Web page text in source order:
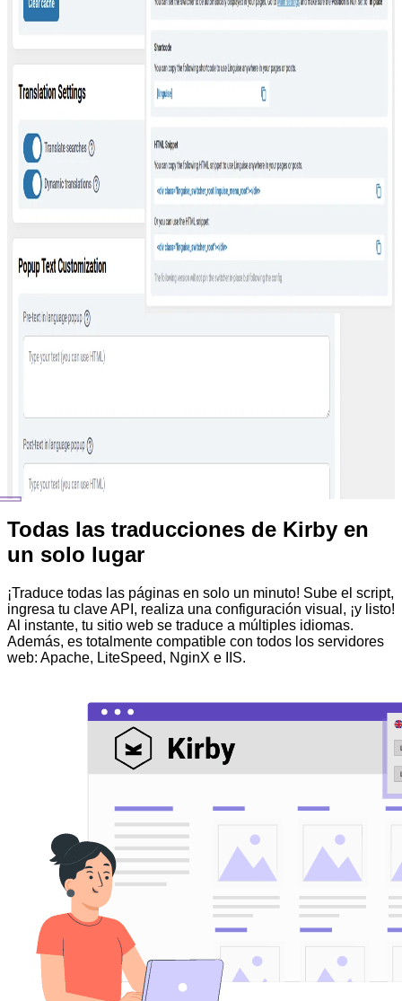
Todas las traducciones de Kirby en
un solo lugar
¡Traduce todas las páginas en solo un minuto! Sube el script,
ingresa tu clave API, realiza una configuración visual, ¡y listo!
Al instante, tu sitio web se traduce a múltiples idiomas.
Además, es totalmente compatible con todos los servidores
web: Apache, LiteSpeed, NginX e IIS.